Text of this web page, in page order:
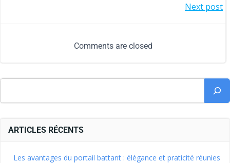
Next post
Comments are closed
ARTICLES RÉCENTS
Les avantages du portail battant : élégance et praticité réunies